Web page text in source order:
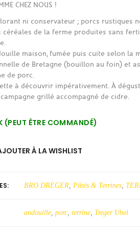
CHEZ NOUS !
ni conservateur ; porcs rustiques
céréales de la ferme produites sans
maison, fumée puis cuite selon la
de Bretagne (bouillon au foin) et
de porc.
à découvrir impérativement. À
grillé accompagné de cidre.
(PEUT ÊTRE COMMANDÉ)
À LA WISHLIST
BRO DREGER,Pâtés & Terrines,
andouille,porc,terrine, Treger Uhel